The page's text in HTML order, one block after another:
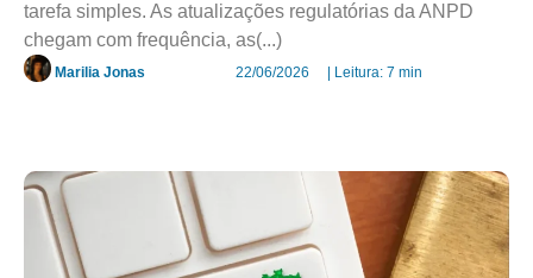
tarefa simples. As atualizações regulatórias da ANPD
chegam com frequência, as(...)
Marilia Jonas 22/06/2026 | Leitura: 7 min